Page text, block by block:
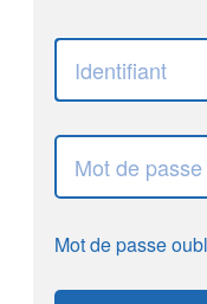
Mot de passe